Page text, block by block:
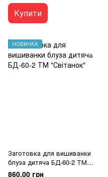
Купити
НОВИНКА
Заготовка для вишиванки
блуза дитяча БД-60-2 ТМ
"Світанок"
860.00 грн